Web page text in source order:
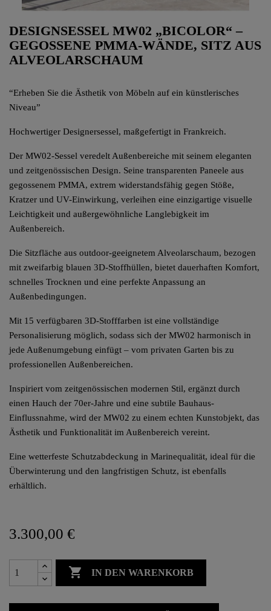
DESIGNSESSEL MW02 „BICOLOR“ –
GEGOSSENE PMMA-WÄNDE, SITZ AUS
ALVEOLARSCHAUM
“Erheben Sie die Ästhetik von Möbeln auf ein künstlerisches
Niveau”
Hochwertiger Designersessel, maßgefertigt in Frankreich.
Der MW02-Sessel veredelt Außenbereiche mit seinem eleganten
und zeitgenössischen Design. Seine transparenten Paneele aus
gegossenem PMMA, extrem widerstandsfähig gegen Stöße,
Kratzer und UV-Einwirkung, verleihen eine einzigartige visuelle
Leichtigkeit und außergewöhnliche Langlebigkeit im
Außenbereich.
Die Sitzfläche aus outdoor-geeignetem Alveolarschaum, bezogen
mit zweifarbig blauen 3D-Stoffhüllen, bietet dauerhaften Komfort,
schnelles Trocknen und eine perfekte Anpassung an
Außenbedingungen.
Mit 15 verfügbaren 3D-Stofffarben ist eine vollständige
Personalisierung möglich, sodass sich der MW02 harmonisch in
jede Außenumgebung einfügt – vom privaten Garten bis zu
professionellen Außenbereichen.
Inspiriert vom zeitgenössischen modernen Stil, ergänzt durch
einen Hauch der 70er-Jahre und eine subtile Bauhaus-
Einflussnahme, wird der MW02 zu einem echten Kunstobjekt, das
Ästhetik und Funktionalität im Außenbereich vereint.
Eine wetterfeste Schutzabdeckung in Marinequalität, ideal für die
Überwinterung und den langfristigen Schutz, ist ebenfalls
erhältlich.
3.300,00 €
 IN DEN WARENKORB